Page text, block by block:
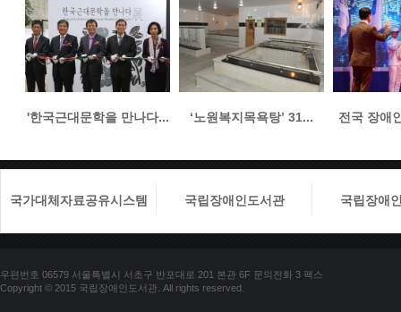
'한국근대문학을 만나다... ‘노원복지목욕탕’ 31... 전국 장애
국가대체자료공유시스템 국립장애인도서관 국립장애
우편번호 06579 서울특별시 서초구 반포대로 201 본관 6F 문의전화 3 팩스
Copyright © 2015 국립장애인도서관. All rights reserved.